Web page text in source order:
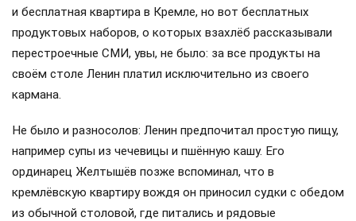
и бесплатная квартира в Кремле, но вот бесплатных
продуктовых наборов, о которых взахлёб рассказывали
перестроечные СМИ, увы, не было: за все продукты на
своём столе Ленин платил исключительно из своего
кармана.
Не было и разносолов: Ленин предпочитал простую пищу,
например супы из чечевицы и пшённую кашу. Его
ординарец Желтышёв позже вспоминал, что в
кремлёвскую квартиру вождя он приносил судки с обедом
из обычной столовой, где питались и рядовые